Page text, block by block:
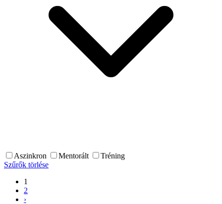
Aszinkron Mentorált
Tréning
Szűrők törlése
1
2
›